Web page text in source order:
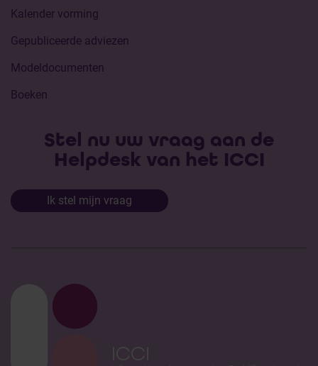
Kalender vorming
Gepubliceerde adviezen
Modeldocumenten
Boeken
Stel nu uw vraag aan de
Helpdesk van het ICCI
Ik stel mijn vraag